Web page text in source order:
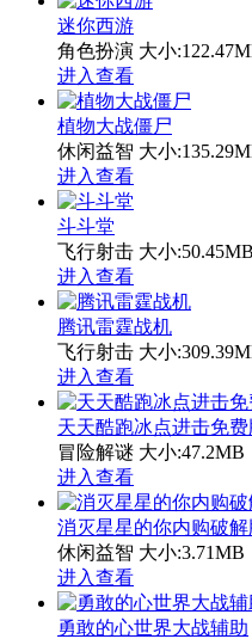
迷你西游
角色扮演 大小
进入查看
植物大战僵尸
休闲益智 大小
进入查看
斗斗堂
飞行射击 大小:50.45MB
进入查看
腾讯雷霆战机
飞行射击 大小
进入查看
天天酷跑冰点进击免费
冒险解谜 大小:47.2MB
进入查看
消灭星星的你内购破解
休闲益智 大小:3.71MB
进入查看
勇敢的心世界大战辅助